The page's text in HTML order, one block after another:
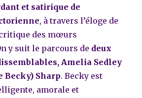
et satirique de
e, à travers l’éloge de
des mœurs
y suit le parcours de deux
Amelia Sedley
Becky) Sharp. Becky est
amorale et